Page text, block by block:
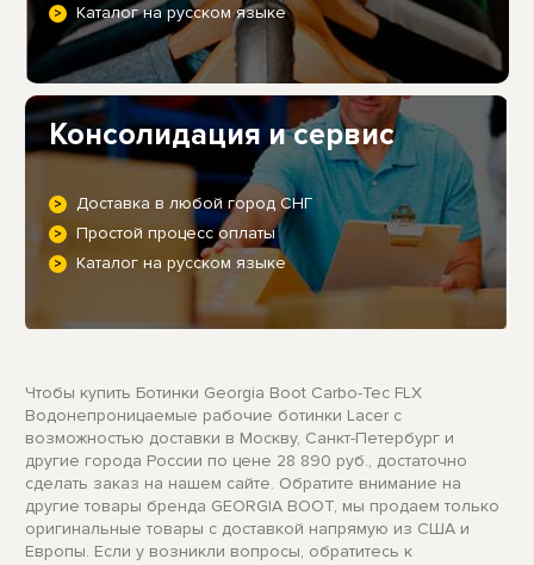
Каталог на русском языке
Консолидация и сервис
Доставка в любой город СНГ
Простой процесс оплаты
Каталог на русском языке
Чтобы купить Ботинки Georgia Boot Carbo-Tec FLX
Водонепроницаемые рабочие ботинки Lacer с
возможностью доставки в Москву, Санкт-Петербург и
другие города России по цене 28 890 руб., достаточно
сделать заказ на нашем сайте. Обратите внимание на
другие товары бренда GEORGIA BOOT, мы продаем только
оригинальные товары с доставкой напрямую из США и
Европы. Если у возникли вопросы, обратитесь к